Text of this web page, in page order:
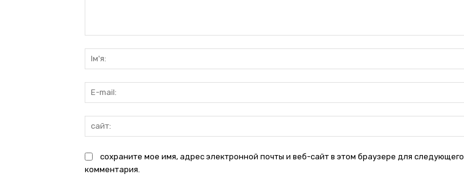
сохраните мое имя, адрес электронной почты и веб-сайт в этом браузере для следующего
комментария.